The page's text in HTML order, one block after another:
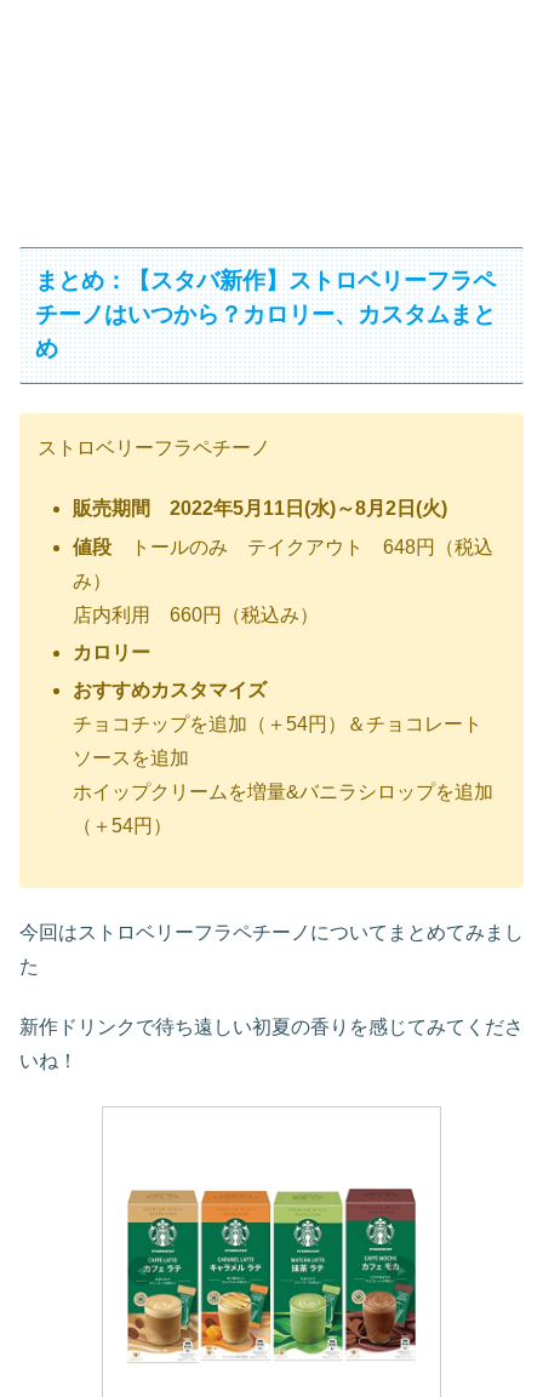
まとめ：【スタバ新作】ストロベリーフラペ
チーノはいつから？カロリー、カスタムまと
め
ストロベリーフラペチーノ
販売期間 2022年5月11日(水)～8月2日(火)
値段 トールのみ テイクアウト 648円（税込
み）
店内利用 660円（税込み）
カロリー
おすすめカスタマイズ
チョコチップを追加（＋54円）＆チョコレート
ソースを追加
ホイップクリームを増量&バニラシロップを追加
（＋54円）
今回はストロベリーフラペチーノについてまとめてみまし
た
新作ドリンクで待ち遠しい初夏の香りを感じてみてくださ
いね！